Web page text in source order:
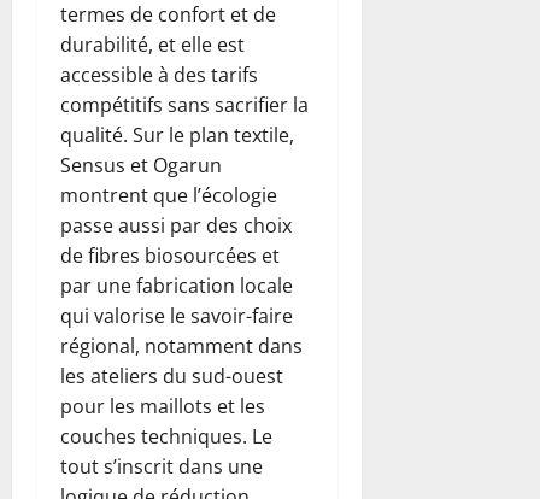
termes de confort et de
durabilité, et elle est
accessible à des tarifs
compétitifs sans sacrifier la
qualité. Sur le plan textile,
Sensus et Ogarun
montrent que l’écologie
passe aussi par des choix
de fibres biosourcées et
par une fabrication locale
qui valorise le savoir-faire
régional, notamment dans
les ateliers du sud-ouest
pour les maillots et les
couches techniques. Le
tout s’inscrit dans une